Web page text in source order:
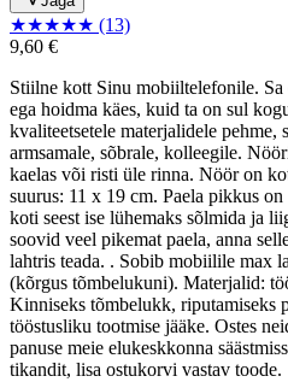
★★★★★ (13)
9,60 €
Stiilne kott Sinu mobiiltelefonile. Sa
ega hoidma käes, kuid ta on sul
kvaliteetsetele materjalidele pehme,
armsamale, sõbrale, kolleegile.
kaelas või risti üle rinna. Nöör on
suurus: 11 x 19 cm. Paela pikkus
koti seest ise lühemaks sõlmida ja
soovid veel pikemat paela, anna
lahtris teada. . Sobib mobiilile max
(kõrgus tõmbelukuni). Materjalid:
Kinniseks tõmbelukk, riputamiseks
tööstusliku tootmise jääke. Ostes
panuse meie elukeskkonna
tikandit, lisa ostukorvi vastav toode.